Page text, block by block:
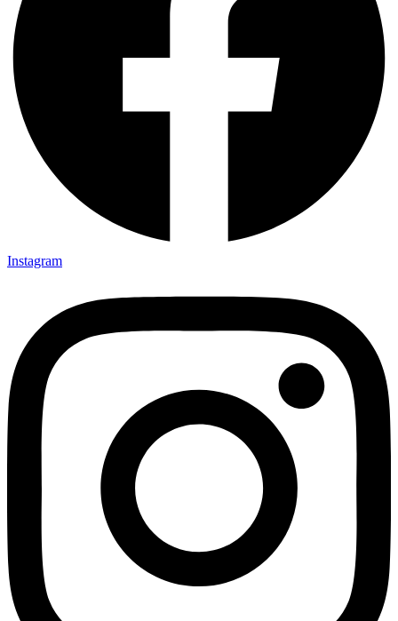
Instagram